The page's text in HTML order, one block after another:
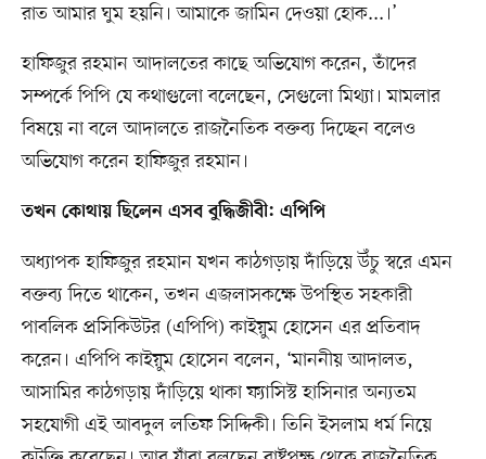
রাত আমার ঘুম হয়নি। আমাকে জামিন দেওয়া হোক...।’
হাফিজুর রহমান আদালতের কাছে অভিযোগ করেন, তাঁদের
সম্পর্কে পিপি যে কথাগুলো বলেছেন, সেগুলো মিথ্যা। মামলার
বিষয়ে না বলে আদালতে রাজনৈতিক বক্তব্য দিচ্ছেন বলেও
অভিযোগ করেন হাফিজুর রহমান।
তখন কোথায় ছিলেন এসব বুদ্ধিজীবী: এপিপি
অধ্যাপক হাফিজুর রহমান যখন কাঠগড়ায় দাঁড়িয়ে উঁচু স্বরে এমন
বক্তব্য দিতে থাকেন, তখন এজলাসকক্ষে উপস্থিত সহকারী
পাবলিক প্রসিকিউটর (এপিপি) কাইয়ুম হোসেন এর প্রতিবাদ
করেন। এপিপি কাইয়ুম হোসেন বলেন, ‘মাননীয় আদালত,
আসামির কাঠগড়ায় দাঁড়িয়ে থাকা ফ্যাসিস্ট হাসিনার অন্যতম
সহযোগী এই আবদুল লতিফ সিদ্দিকী। তিনি ইসলাম ধর্ম নিয়ে